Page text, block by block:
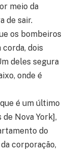
meio da
de sair.
os bombeiros
dois
deles segura
onde é
é um último
Nova York],
do
corporação,